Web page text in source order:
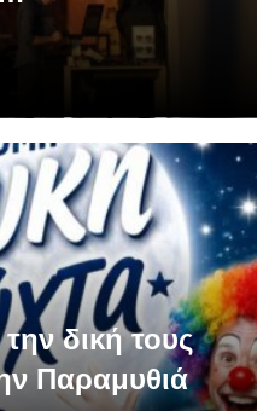
δική τους
Παραμυθιά